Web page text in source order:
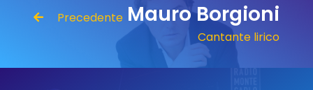
Precedente Mauro Borgioni
Cantante lirico